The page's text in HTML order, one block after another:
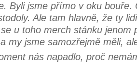
Byli jsme přímo v oku bouře.
Ale tam hlavně, že ty
u toho merch stánku jenom
my jsme samozřejmě měli,
nás napadlo, proč